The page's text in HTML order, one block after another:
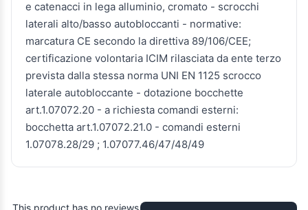
e catenacci in lega alluminio, cromato - scrocchi
laterali alto/basso autobloccanti - normative:
marcatura CE secondo la direttiva 89/106/CEE;
certificazione volontaria ICIM rilasciata da ente terzo
prevista dalla stessa norma UNI EN 1125 scrocco
laterale autobloccante - dotazione bocchette
art.1.07072.20 - a richiesta comandi esterni:
bocchetta art.1.07072.21.0 - comandi esterni
1.07078.28/29 ; 1.07077.46/47/48/49
This product has no reviews